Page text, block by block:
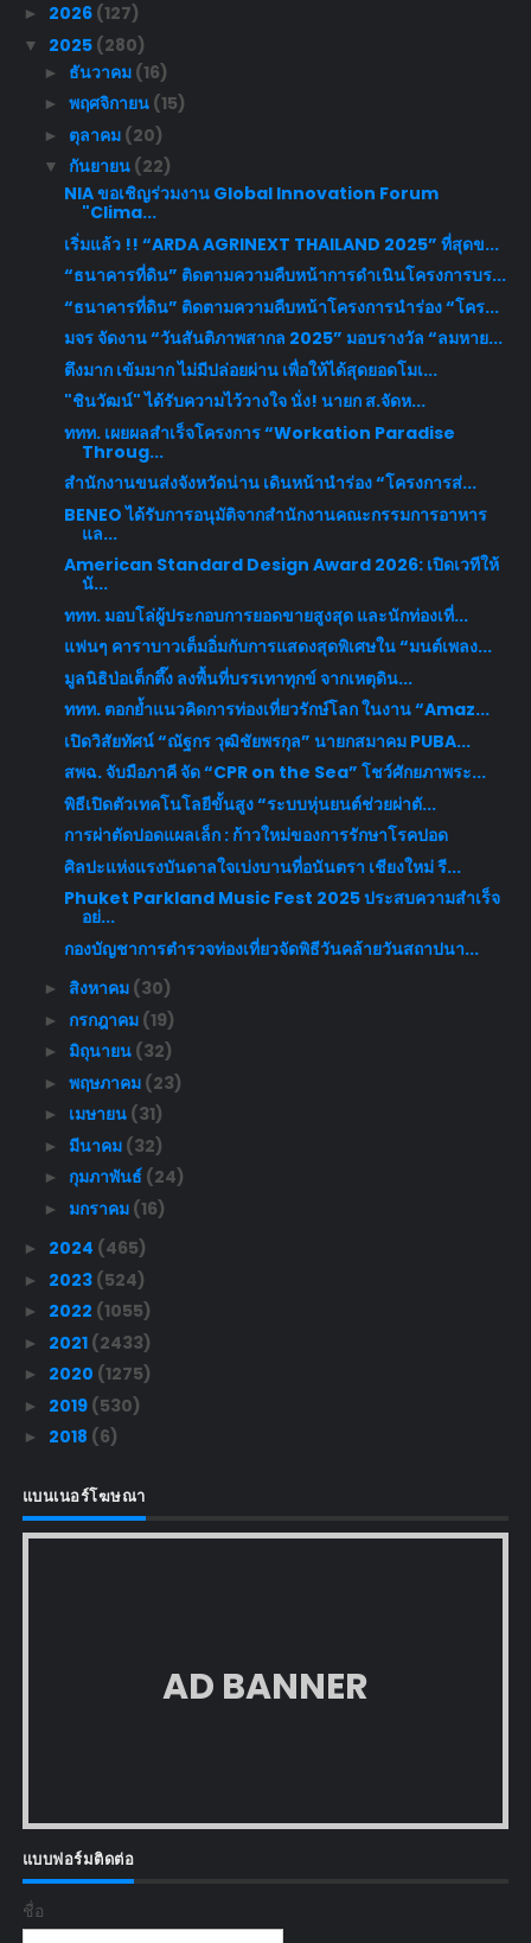
► 2026 (127)
▼ 2025 (280)
► ธันวาคม (16)
► พฤศจิกายน (15)
► ตุลาคม (20)
▼ กันยายน (22)
NIA ขอเชิญร่วมงาน Global Innovation Forum
"Clima...
เริ่มแล้ว !! “ARDA AGRINEXT THAILAND 2025” ที่สุดข...
“ธนาคารที่ดิน” ติดตามความคืบหน้าการดำเนินโครงการบร...
“ธนาคารที่ดิน” ติดตามความคืบหน้าโครงการนำร่อง “โคร...
มจร จัดงาน “วันสันติภาพสากล 2025” มอบรางวัล “ลมหาย...
ตึงมาก เข้มมาก ไม่มีปล่อยผ่าน เพื่อให้ได้สุดยอดโมเ...
"ชินวัฒน์​" ได้รับความไว้วางใจ​ นั่ง! นายก​ ส.จัดห...
ททท. เผยผลสำเร็จโครงการ “Workation Paradise
Throug...
สำนักงานขนส่งจังหวัดน่าน เดินหน้านำร่อง “โครงการส่...
BENEO ได้รับการอนุมัติจากสำนักงานคณะกรรมการอาหาร
แล...
American Standard Design Award 2026: เปิดเวทีให้
นั...
ททท. มอบโล่ผู้ประกอบการยอดขายสูงสุด และนักท่องเที่...
แฟนๆ คาราบาวเต็มอิ่มกับการแสดงสุดพิเศษใน “มนต์เพลง...
มูลนิธิป่อเต็กตึ๊ง ลงพื้นที่บรรเทาทุกข์ จากเหตุดิน...
ททท. ตอกย้ำแนวคิดการท่องเที่ยวรักษ์โลก ในงาน “Amaz...
เปิดวิสัยทัศน์ “ณัฐกร วุฒิชัยพรกุล” นายกสมาคม PUBA...
สพฉ. จับมือภาคี จัด “CPR on the Sea” โชว์ศักยภาพระ...
พิธีเปิดตัวเทคโนโลยีขั้นสูง “ระบบหุ่นยนต์ช่วยผ่าตั...
การผ่าตัดปอดแผลเล็ก : ก้าวใหม่ของการรักษาโรคปอด
ศิลปะแห่งแรงบันดาลใจเบ่งบานที่อนันตรา เชียงใหม่ รี...
Phuket Parkland Music Fest 2025 ประสบความสำเร็จ
อย่...
กองบัญชาการตำรวจท่องเที่ยวจัดพิธีวันคล้ายวันสถาปนา...
► สิงหาคม (30)
► กรกฎาคม (19)
► มิถุนายน (32)
► พฤษภาคม (23)
► เมษายน (31)
► มีนาคม (32)
► กุมภาพันธ์ (24)
► มกราคม (16)
► 2024 (465)
► 2023 (524)
► 2022 (1055)
► 2021 (2433)
► 2020 (1275)
► 2019 (530)
► 2018 (6)
แบนเนอร์โฆษณา
AD BANNER
แบบฟอร์มติดต่อ
ชื่อ